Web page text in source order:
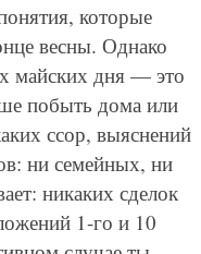
которые
весны. Однако
майских дня — это
побыть дома или
ссор, выяснений
ни семейных, ни
никаких сделок
1-го и 10